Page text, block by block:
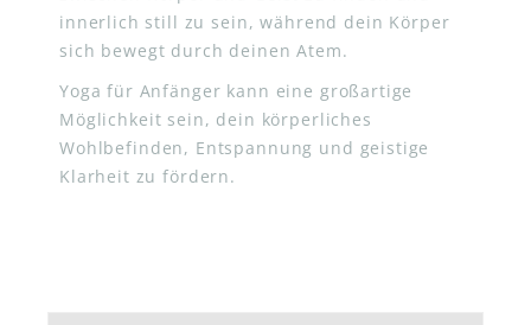
innerlich still zu sein, während dein Körper
sich bewegt durch deinen Atem.
Yoga für Anfänger kann eine großartige
Möglichkeit sein, dein körperliches
Wohlbefinden, Entspannung und geistige
Klarheit zu fördern.